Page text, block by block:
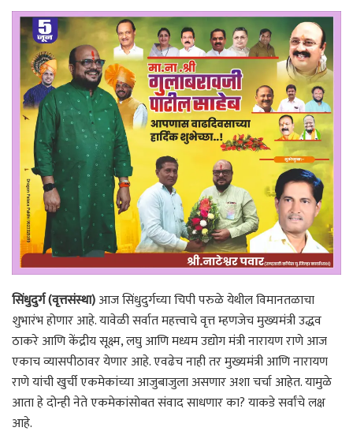
सिंधुदुर्ग (वृत्तसंस्था)आज सिंधुदुर्गच्या चिपी परुळे येथील विमानतळाचा
शुभारंभ होणार आहे. यावेळी सर्वात महत्त्वाचे वृत्त म्हणजेच मुख्यमंत्री उद्धव
ठाकरे आणि केंद्रीय सूक्ष्म, लघु आणि मध्यम उद्योग मंत्री नारायण राणे आज
एकाच व्यासपीठावर येणार आहे. एवढेच नाही तर मुख्यमंत्री आणि नारायण
राणे यांची खुर्ची एकमेकांच्या आजुबाजुला असणार अशा चर्चा आहेत. यामुळे
आता हे दोन्ही नेते एकमेकांसोबत संवाद साधणार का? याकडे सर्वांचे लक्ष
आहे.